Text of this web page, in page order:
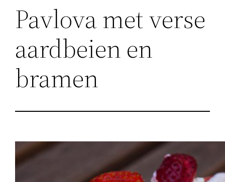
Pavlova met verse
aardbeien en
bramen